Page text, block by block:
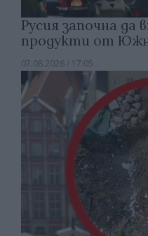
Русия започна да
продукти от
07.08.2026 / 17:05